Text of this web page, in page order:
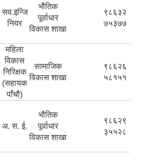
सव.इन्जि
नियर
भौतिक
पूर्वाधार
विकास शाखा
९८६३२
७५३७७
महिला
विकास
निरिक्षक
(सहायक
पाँचौ)
सामाजिक
विकास शाखा
९८६२६
५८१५१
अ. स. ई.
भौतिक
पूर्वाधार
विकास शाखा
९८६२९
३५५२८